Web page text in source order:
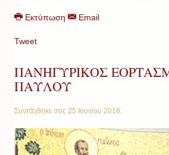
Εκτύπωση Email
Tweet
ΠΑΝΗΓΥΡΙΚΟΣ
ΠΑΥΛΟΥ
Συντάχθηκε στις 25 Ιουνίου 2018